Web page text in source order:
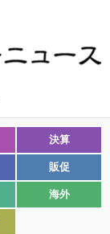
決算
販促
海外